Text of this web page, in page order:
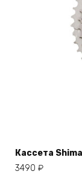
Кассета
3490 ₽